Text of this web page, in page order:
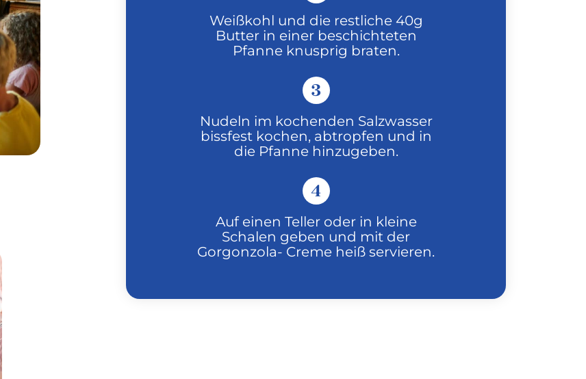
Weißkohl und die restliche 40g
Butter in einer beschichteten
Pfanne knusprig braten.
3
Nudeln im kochenden Salzwasser
bissfest kochen, abtropfen und in
die Pfanne hinzugeben.
4
Auf einen Teller oder in kleine
Schalen geben und mit der
Gorgonzola- Creme heiß servieren.